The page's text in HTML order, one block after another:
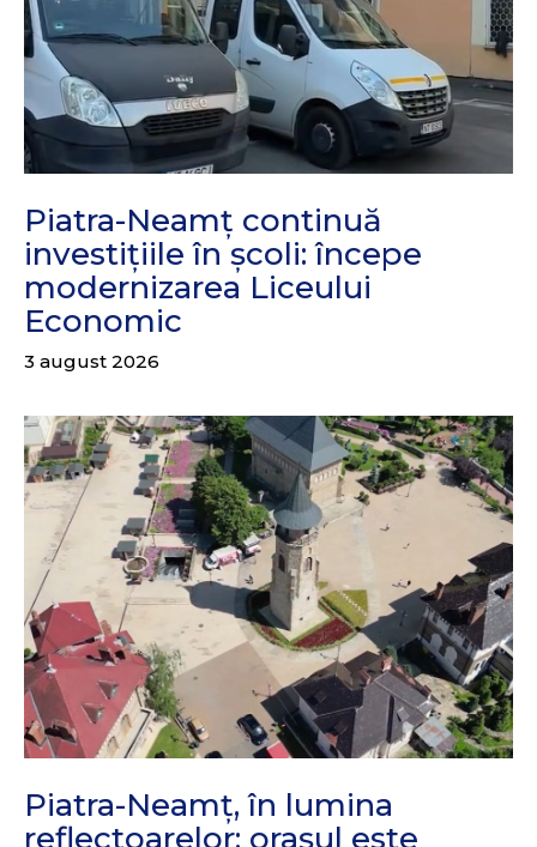
Piatra-Neamț continuă
investițiile în școli: începe
modernizarea Liceului
Economic
3 august 2026
Piatra-Neamț, în lumina
reflectoarelor: orașul este